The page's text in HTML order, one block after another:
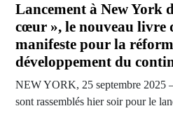
Lancement à New York
cœur », le nouveau livre
manifeste pour la
développement du
NEW YORK, 25 septembre 2025
sont rassemblés hier soir pour le